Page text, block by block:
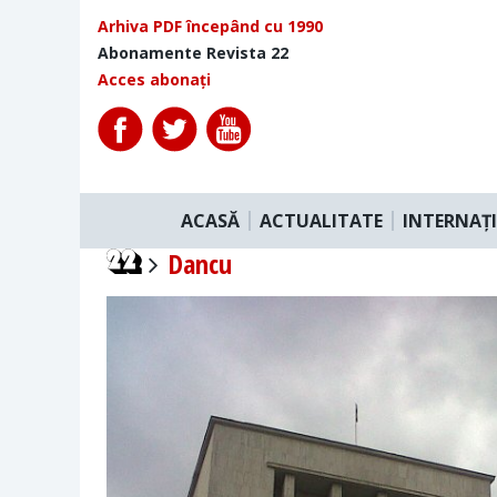
Arhiva PDF începând cu 1990
Abonamente Revista 22
Acces abonați
ACASĂ ACTUALITATE
Dancu